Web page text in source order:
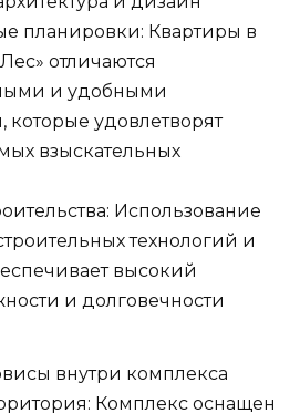
планировки: Квартиры в
отличаются
и удобными
удовлетворят
взыскательных
Использование
технологий и
высокий
и долговечности
внутри комплекса
Комплекс оснащен